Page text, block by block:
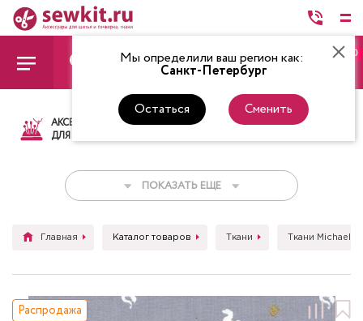
Мы определили ваш регион как:
Санкт-Петербург
Остаться Сменить
0
АКСЕССУАРЫ
ДЛЯ ШИТЬЯ
ТКАНИ НИТКИ
ПОКАЗАТЬ ЕЩЕ
Главная Каталог товаров Ткани Ткани Michael
Распродажа